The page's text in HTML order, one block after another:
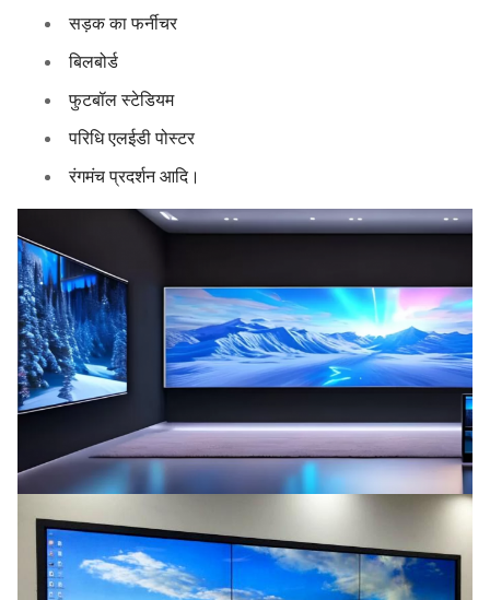
सड़क का फर्नीचर
बिलबोर्ड
फुटबॉल स्टेडियम
परिधि एलईडी पोस्टर
रंगमंच प्रदर्शन आदि।